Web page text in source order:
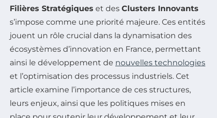
Filières Stratégiques et des Clusters Innovants
s’impose comme une priorité majeure. Ces entités
jouent un rôle crucial dans la dynamisation des
écosystèmes d’innovation en France, permettant
ainsi le développement de nouvelles technologies
et l’optimisation des processus industriels. Cet
article examine l’importance de ces structures,
leurs enjeux, ainsi que les politiques mises en